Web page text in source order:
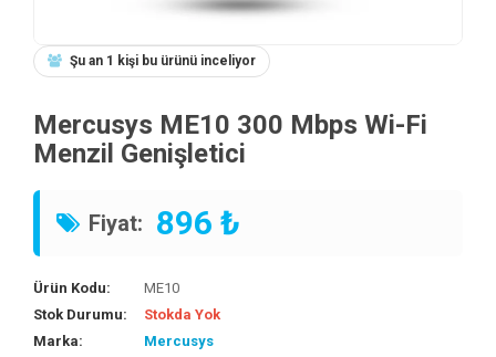
Şu an 1 kişi bu ürünü inceliyor
Mercusys ME10 300 Mbps Wi-Fi
Menzil Genişletici
Fiyat: 896 ₺
Ürün Kodu:
ME10
Stok Durumu:
Stokda Yok
Marka:
Mercusys